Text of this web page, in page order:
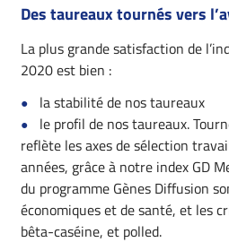
Des taureaux tournés vers
La plus grande satisfaction de
2020 est bien :
la stabilité de nos taureaux
le profil de nos taureaux.
reflète les axes de sélection
années, grâce à notre index GD
du programme Gènes Diffusion
économiques et de santé, et les
bêta-caséine, et polled.